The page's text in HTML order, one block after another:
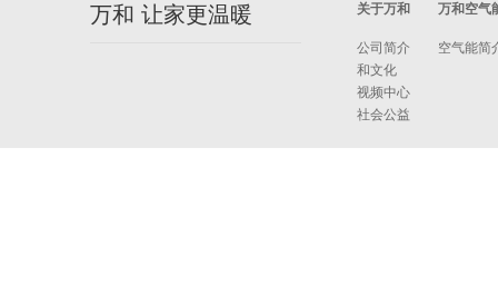
万和 让家更温暖 关于万和
公司简介
和文化
视频中心
社会公益
万和空气
空气能简